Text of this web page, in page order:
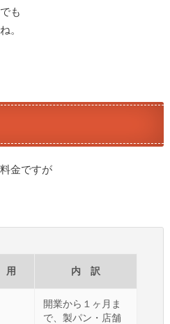
も
。
金ですが
用 内 訳
開業から１ヶ月ま
で、製パン・店舗